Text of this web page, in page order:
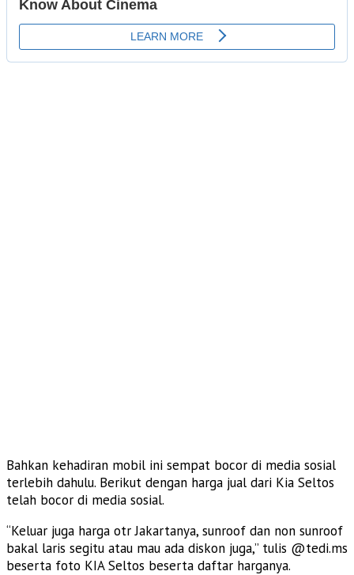
Bahkan kehadiran mobil ini sempat bocor di media sosial
terlebih dahulu. Berikut dengan harga jual dari Kia Seltos
telah bocor di media sosial.
“Keluar juga harga otr Jakartanya, sunroof dan non sunroof
bakal laris segitu atau mau ada diskon juga,” tulis @tedi.ms
beserta foto KIA Seltos beserta daftar harganya.